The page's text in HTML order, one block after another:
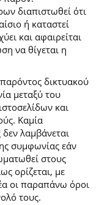
διαπιστωθεί ότι
ή καταστεί
και αφαιρείται
να θίγεται η
δικτυακού
μεταξύ του
και
Καμία
λαμβάνεται
συμφωνίας εάν
στους
ορίζεται, με
οι παραπάνω όροι
τους.